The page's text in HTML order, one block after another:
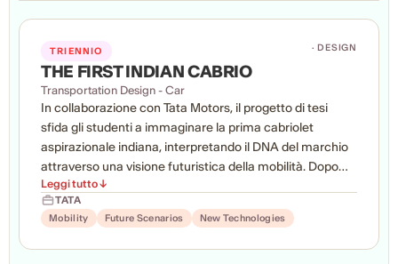
TRIENNIO · DESIGN
THE FIRST INDIAN CABRIO
Transportation Design - Car
In collaborazione con Tata Motors, il progetto di tesi
sfida gli studenti a immaginare la prima cabriolet
aspirazionale indiana, interpretando il DNA del marchio
attraverso una visione futuristica della mobilità. Dopo
una fase di ricerca dedicata a scenari, tecnologie, storia
del brand e competitor, il concept è stato sviluppato fino
alla definizione completa del veicolo mediante sketch,
Leggi tutto ↓
TATA
Mobility
Future Scenarios New Technologies